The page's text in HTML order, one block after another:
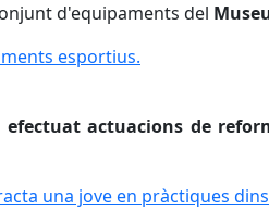
d'equipaments del
esportius.
esportius.
efectuat actuacions de
una jove en pràctiques dins
una jove en pràctiques dins